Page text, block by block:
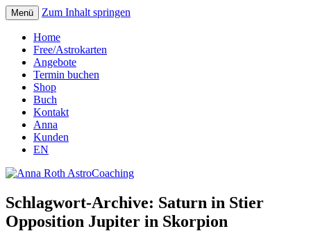
Anna Roth AstroCoaching
Menü Zum Inhalt springen
Home
Free/Astrokarten
Angebote
Termin buchen
Shop
Buch
Kontakt
Anna
Kunden
EN
Schlagwort-Archive: Saturn in Stier
Opposition Jupiter in Skorpion